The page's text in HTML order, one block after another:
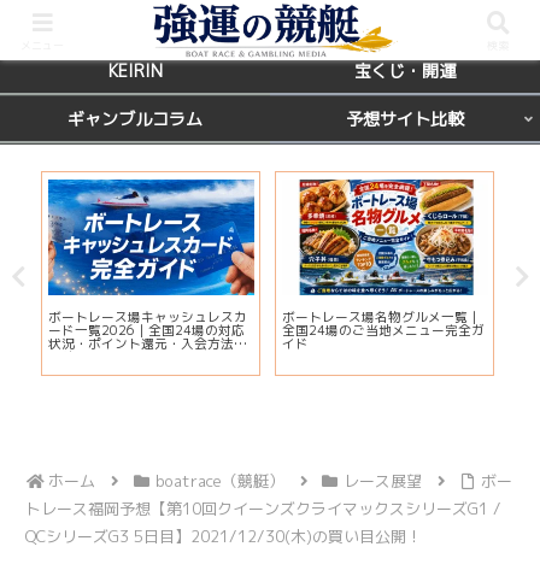
BOATRACE レース場ガイド
KEIRIN 宝くじ・開運
ギャンブルコラム 予想サイト比較
ボートレース場キャッシュレスカ
ード一覧2026｜全国24場の対応
状況・ポイント還元・入会方法ま
とめ
ボートレース場名物グルメ一覧｜
全国24場のご当地メニュー完全ガ
イド
ホーム boatrace（競艇） レース展望
ボー
トレース福岡予想【第10回クイーンズクライマックスシリーズG1 /
QCシリーズG3 5日目】2021/12/30(木)の買い目公開！